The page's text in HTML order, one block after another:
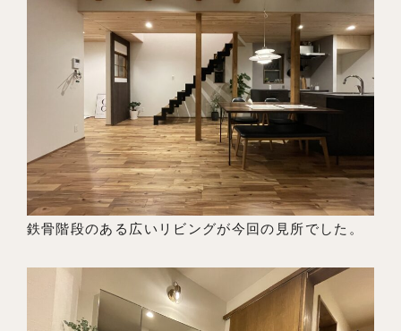
家づくりの流れ
お問い合わせ
採用情報
よくあるご質問
鉄骨階段のある広いリビングが今回の見所でした。